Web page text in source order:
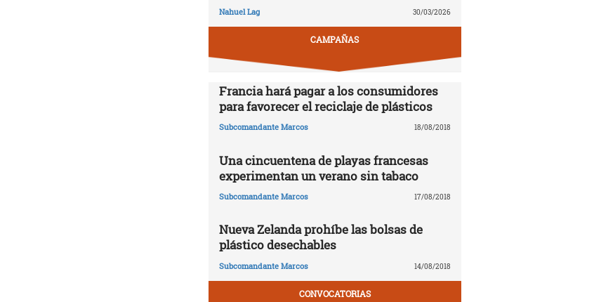
Nahuel Lag 30/03/2026
CAMPAÑAS
Francia hará pagar a los consumidores
para favorecer el reciclaje de plásticos
Subcomandante Marcos 18/08/2018
Una cincuentena de playas francesas
experimentan un verano sin tabaco
Subcomandante Marcos 17/08/2018
Nueva Zelanda prohíbe las bolsas de
plástico desechables
Subcomandante Marcos 14/08/2018
CONVOCATORIAS